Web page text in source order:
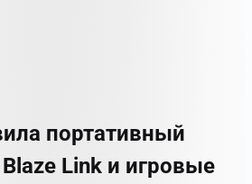
портативный
Link и игровые